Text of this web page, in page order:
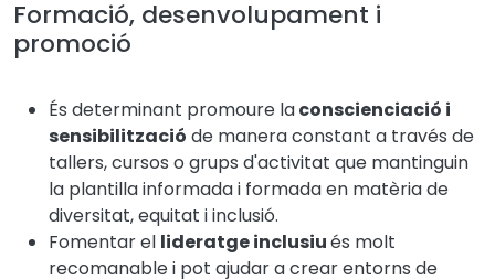
Formació, desenvolupament i
promoció
És determinant promoure laconscienciació i
sensibilització de manera constant a través de
tallers, cursos o grups d'activitat que mantinguin
la plantilla informada i formada en matèria de
diversitat, equitat i inclusió.
Fomentar el lideratge inclusiués molt
recomanable i pot ajudar a crear entorns de